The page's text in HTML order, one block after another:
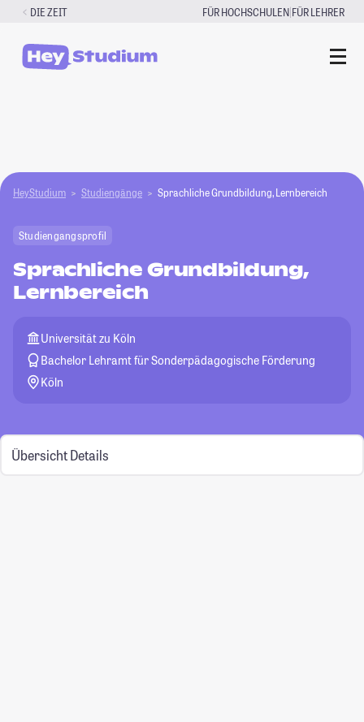
Zum
springen
DIE ZEIT FÜR HOCHSCHULEN|FÜR LEHRER
HeyStudium Studiengänge Sprachliche Grundbildung, Lernbereich
Studiengangsprofil
Sprachliche Grundbildung,
Lernbereich
Universität zu Köln
Bachelor Lehramt für Sonderpädagogische Förderung
Köln
Übersicht Details